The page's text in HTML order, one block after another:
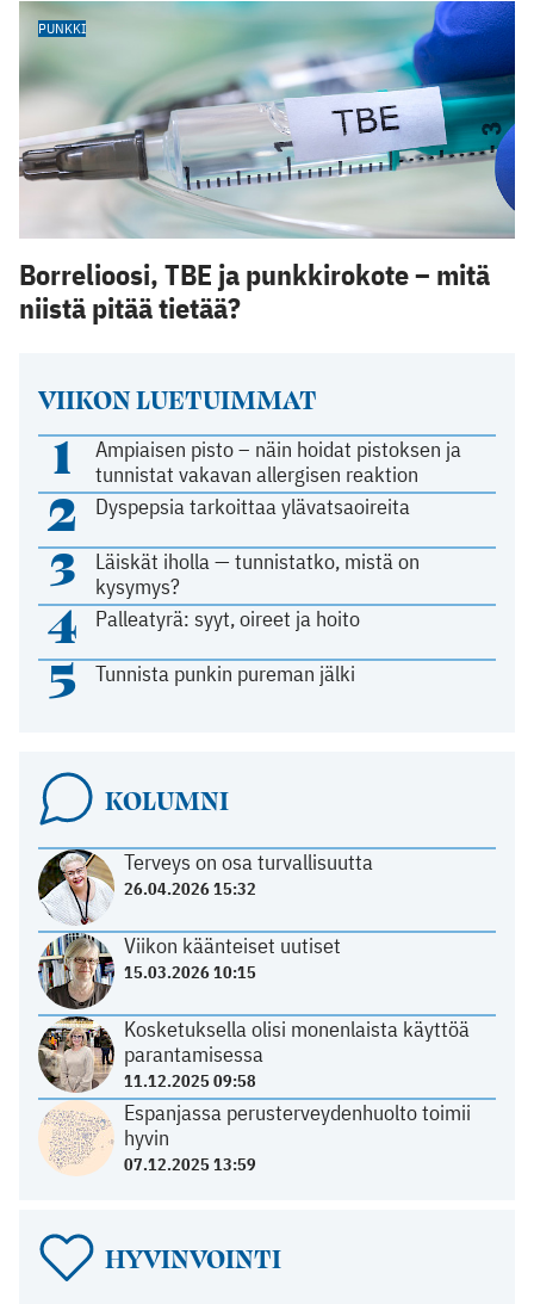
VIIKON LUETUIMMAT
1
Ampiaisen pisto – näin hoidat pistoksen ja
tunnistat vakavan allergisen reaktion
2 Dyspepsia tarkoittaa ylävatsaoireita
3
Läiskät iholla — tunnistatko, mistä on
kysymys?
4 Palleatyrä: syyt, oireet ja hoito
5 Tunnista punkin pureman jälki
KOLUMNI
Terveys on osa turvallisuutta
26.04.2026 15:32
Viikon käänteiset uutiset
15.03.2026 10:15
Kosketuksella olisi monenlaista käyttöä
parantamisessa
11.12.2025 09:58
Espanjassa perusterveydenhuolto toimii
hyvin
07.12.2025 13:59
HYVINVOINTI
PUNKKI
Borrelioosi, TBE ja punkkirokote – mitä
niistä pitää tietää?